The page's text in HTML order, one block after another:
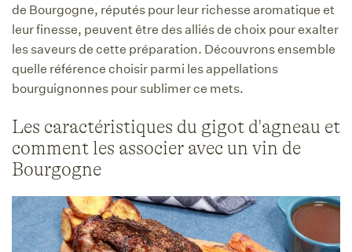
de Bourgogne, réputés pour leur richesse aromatique et
leur finesse, peuvent être des alliés de choix pour exalter
les saveurs de cette préparation. Découvrons ensemble
quelle référence choisir parmi les appellations
bourguignonnes pour sublimer ce mets.
Les caractéristiques du gigot d'agneau et
comment les associer avec un vin de
Bourgogne